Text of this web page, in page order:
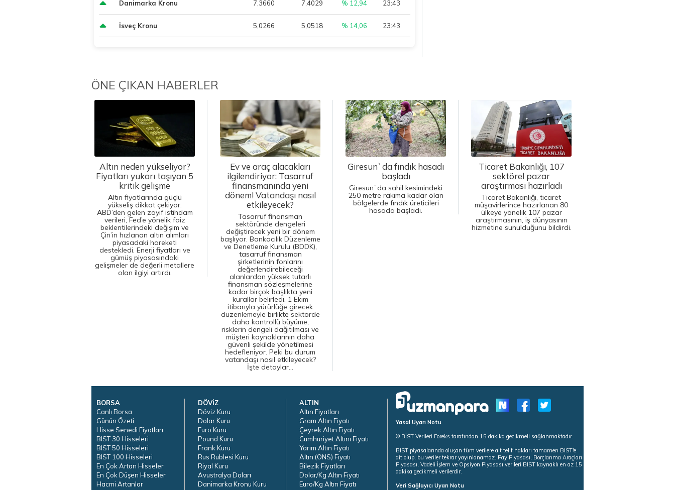
Danimarka Kronu 7,3660 7,4029 % 12,94 23:43
İsveç Kronu 5,0266 5,0518 % 14,06 23:43
ÖNE ÇIKAN HABERLER
Altın neden yükseliyor?
Fiyatları yukarı taşıyan 5
kritik gelişme
Altın fiyatlarında güçlü
yükseliş dikkat çekiyor.
ABD’den gelen zayıf istihdam
verileri, Fed’e yönelik faiz
beklentilerindeki değişim ve
Çin’in hızlanan altın alımları
piyasadaki hareketi
destekledi. Enerji fiyatları ve
gümüş piyasasındaki
gelişmeler de değerli metallere
olan ilgiyi artırdı.
Ev ve araç alacakları
ilgilendiriyor: Tasarruf
finansmanında yeni
dönem! Vatandaşı nasıl
etkileyecek?
Tasarruf finansman
sektöründe dengeleri
değiştirecek yeni bir dönem
başlıyor. Bankacılık Düzenleme
ve Denetleme Kurulu (BDDK),
tasarruf finansman
şirketlerinin fonlarını
değerlendirebileceği
alanlardan yüksek tutarlı
finansman sözleşmelerine
kadar birçok başlıkta yeni
kurallar belirledi. 1 Ekim
itibarıyla yürürlüğe girecek
düzenlemeyle birlikte sektörde
daha kontrollü büyüme,
risklerin dengeli dağıtılması ve
müşteri kaynaklarının daha
güvenli şekilde yönetilmesi
hedefleniyor. Peki bu durum
vatandaşı nasıl etkileyecek?
İşte detaylar...
Giresun`da fındık hasadı
başladı
Giresun`da sahil kesimindeki
250 metre rakıma kadar olan
bölgelerde fındık üreticileri
hasada başladı.
Ticaret Bakanlığı, 107
sektörel pazar
araştırması hazırladı
Ticaret Bakanlığı, ticaret
müşavirlerince hazırlanan 80
ülkeye yönelik 107 pazar
araştırmasının, iş dünyasının
hizmetine sunulduğunu bildirdi.
BORSA
Canlı Borsa
Günün Özeti
Hisse Senedi Fiyatları
BIST 30 Hisseleri
BIST 50 Hisseleri
BIST 100 Hisseleri
En Çok Artan Hisseler
En Çok Düşen Hisseler
Hacmi Artanlar
DÖVİZ
Döviz Kuru
Dolar Kuru
Euro Kuru
Pound Kuru
Frank Kuru
Rus Rublesi Kuru
Riyal Kuru
Avustralya Doları
Danimarka Kronu Kuru
ALTIN
Altın Fiyatları
Gram Altın Fiyatı
Çeyrek Altın Fiyatı
Cumhuriyet Altını Fiyatı
Yarım Altın Fiyatı
Altın (ONS) Fiyatı
Bilezik Fiyatları
Dolar/Kg Altın Fiyatı
Euro/Kg Altın Fiyatı
Yasal Uyarı Notu
© BİST Verileri Foreks tarafından 15 dakika gecikmeli sağlanmaktadır.
BIST piyasalarında oluşan tüm verilere ait telif hakları tamamen BIST'e
ait olup, bu veriler tekrar yayınlanamaz. Pay Piyasası, Borçlanma Araçları
Piyasası, Vadeli İşlem ve Opsiyon Piyasası verileri BIST kaynaklı en az 15
dakika gecikmeli verilerdir.
Veri Sağlayıcı Uyarı Notu